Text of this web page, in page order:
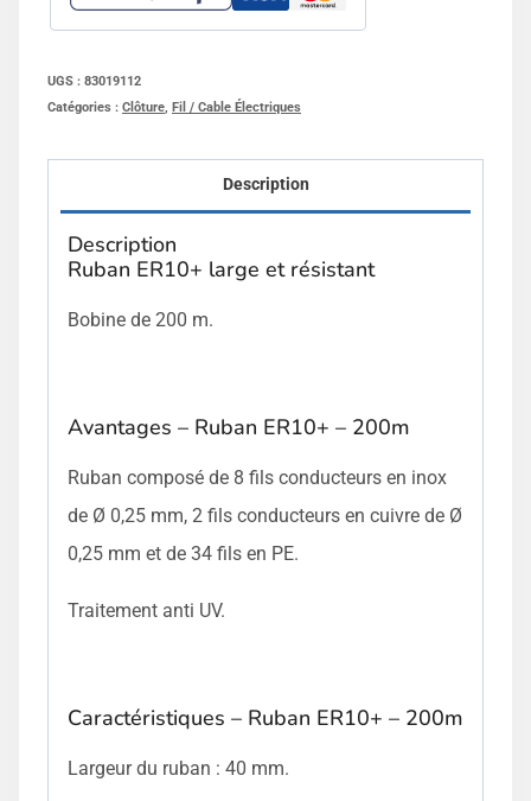
UGS : 83019112
Catégories : Clôture Fil / Cable Électriques
Description
Description
Ruban ER10+ large et résistant
Bobine de 200 m.
Avantages – Ruban ER10+ – 200m
Ruban composé de 8 fils conducteurs en inox
de Ø 0,25 mm, 2 fils conducteurs en cuivre de Ø
0,25 mm et de 34 fils en PE.
Traitement anti UV.
Caractéristiques – Ruban ER10+ – 200m
Largeur du ruban : 40 mm.